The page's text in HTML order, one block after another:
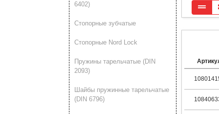
6402)
Стопорные зубчатые
Стопорные Nord Lock
Пружины тарельчатые (DIN
2093)
Шайбы пружинные тарельчатые
(DIN 6796)